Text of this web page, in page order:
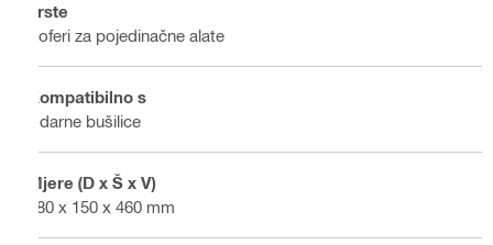
Vrste
Koferi za pojedinačne alate
Kompatibilno s
Udarne bušilice
Mjere (D x Š x V)
580 x 150 x 460 mm